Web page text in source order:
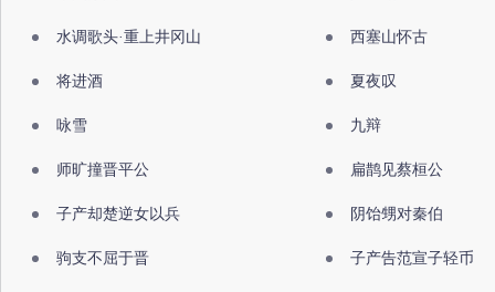
水调歌头·重上井冈山 西塞山怀古
将进酒 夏夜叹
咏雪 九辩
师旷撞晋平公 扁鹊见蔡桓公
子产却楚逆女以兵 阴饴甥对秦伯
驹支不屈于晋 子产告范宣子轻币